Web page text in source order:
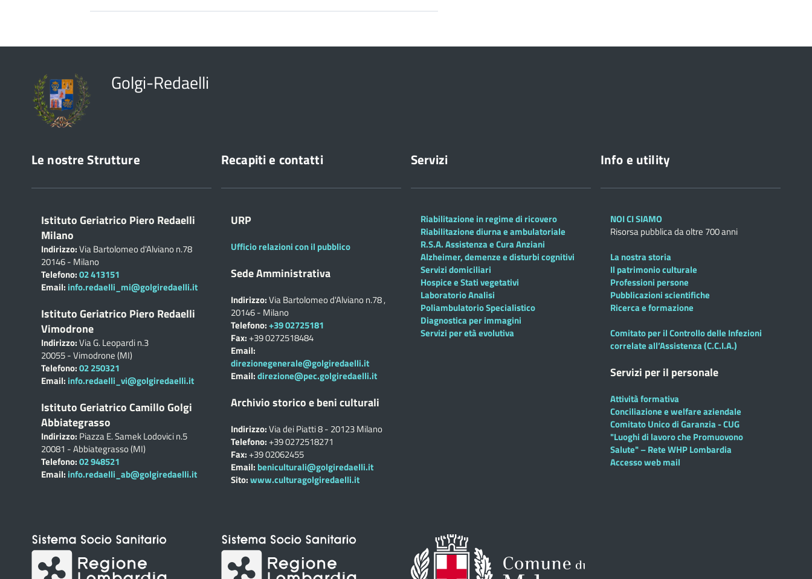
Golgi-Redaelli
Le nostre Strutture
Istituto Geriatrico Piero Redaelli
Milano
Indirizzo:Via Bartolomeo d'Alviano n.78
20146 - Milano
Telefono:02 413151
Email: info.redaelli_mi@golgiredaelli.it
Istituto Geriatrico Piero Redaelli
Vimodrone
Indirizzo:Via G. Leopardi n.3
20055 - Vimodrone (MI)
Telefono:02 250321
Email: info.redaelli_vi@golgiredaelli.it
Istituto Geriatrico Camillo Golgi
Abbiategrasso
Indirizzo: Piazza E. Samek Lodovici n.5
20081 - Abbiategrasso (MI)
Telefono:02 948521
Email: info.redaelli_ab@golgiredaelli.it
Recapiti e contatti
URP
Ufficio relazioni con il pubblico
Sede Amministrativa
Indirizzo:Via Bartolomeo d'Alviano n.78 ,
20146 - Milano
Telefono:+39 02725181
Fax:+39 0272518484
Email:
direzionegenerale@golgiredaelli.it
Email:direzione@pec.golgiredaelli.it
Archivio storico e beni culturali
Indirizzo:Via dei Piatti 8 - 20123 Milano
Telefono:+39 0272518271
Fax:+39 02062455
Email: beniculturali@golgiredaelli.it
Sito:www.culturagolgiredaelli.it
Servizi
Riabilitazione in regime di ricovero
Riabilitazione diurna e ambulatoriale
R.S.A. Assistenza e Cura Anziani
Alzheimer, demenze e disturbi cognitivi
Servizi domiciliari
Hospice e Stati vegetativi
Laboratorio Analisi
Poliambulatorio Specialistico
Diagnostica per immagini
Servizi per età evolutiva
Info e utility
NOI CI SIAMO
Risorsa pubblica da oltre 700 anni
La nostra storia
Il patrimonio culturale
Professioni persone
Pubblicazioni scientifiche
Ricerca e formazione
Comitato per il Controllo delle Infezioni
correlate all’Assistenza (C.C.I.A.)
Servizi per il personale
Attività formativa
Conciliazione e welfare aziendale
Comitato Unico di Garanzia - CUG
"Luoghi di lavoro che Promuovono
Salute" – Rete WHP Lombardia
Accesso web mail